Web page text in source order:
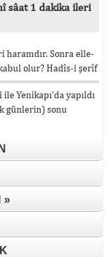
sâat 1 dakika ileri
haramdır. Sonra elle-
olur? Hadîs-i şerîf
Yenikapı’da yapıldı
günlerin) sonu
»